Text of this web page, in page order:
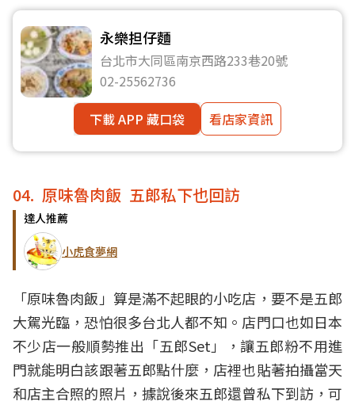
永樂担仔麵
台北市大同區南京西路233巷20號
02-25562736
下載 APP 藏口袋
看店家資訊
04. 原味魯肉飯 五郎私下也回訪
達人推薦
小虎食夢網
「原味魯肉飯」算是滿不起眼的小吃店，要不是五郎
大駕光臨，恐怕很多台北人都不知。店門口也如日本
不少店一般順勢推出「五郎Set」，讓五郎粉不用進
門就能明白該跟著五郎點什麼，店裡也貼著拍攝當天
和店主合照的照片，據說後來五郎還曾私下到訪，可